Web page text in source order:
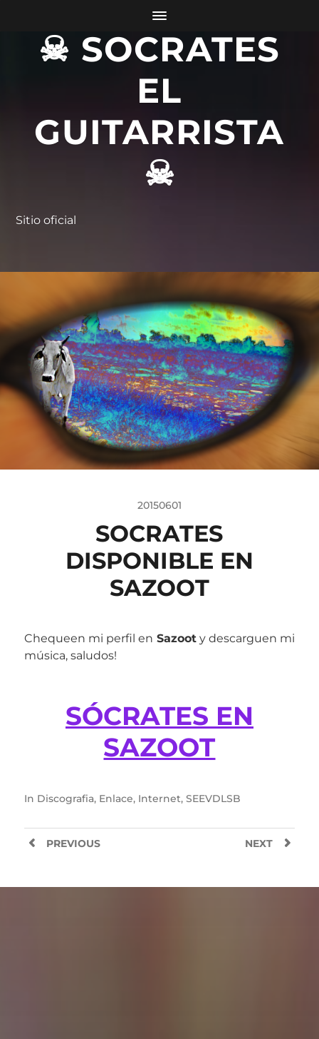
☠ SOCRATES
EL
GUITARRISTA
☠
Sitio oficial
20150601
SOCRATES
DISPONIBLE EN
SAZOOT
Chequeen mi perfil en Sazooty descarguen mi
música, saludos!
SÓCRATES EN
SAZOOT
In Discografia, Enlace, Internet, SEEVDLSB
NEXT
PREVIOUS